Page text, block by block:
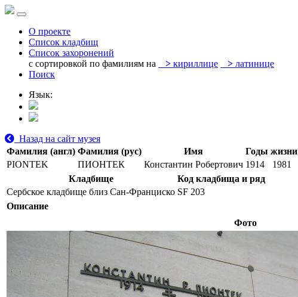
О проекте
Список кладбищ
Список захоронений
с сортировкой по фамилиям на
> кириллице > латинице
Поиск
Язык:
Назад на сайт музея
Фамилия (англ) Фамилия (рус) Имя
Годы жизни
PIONTEK
ПИОНТЕК Константин Робертович 1914
1981
Кладбище
Код кладбища и ряд
Сербское кладбище близ Сан-Франциско SF 203
Описание
Фото